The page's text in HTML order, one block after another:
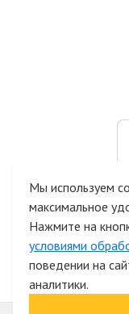
Мы используем
максимальное
Нажмите на
условиями
поведении на
аналитики.